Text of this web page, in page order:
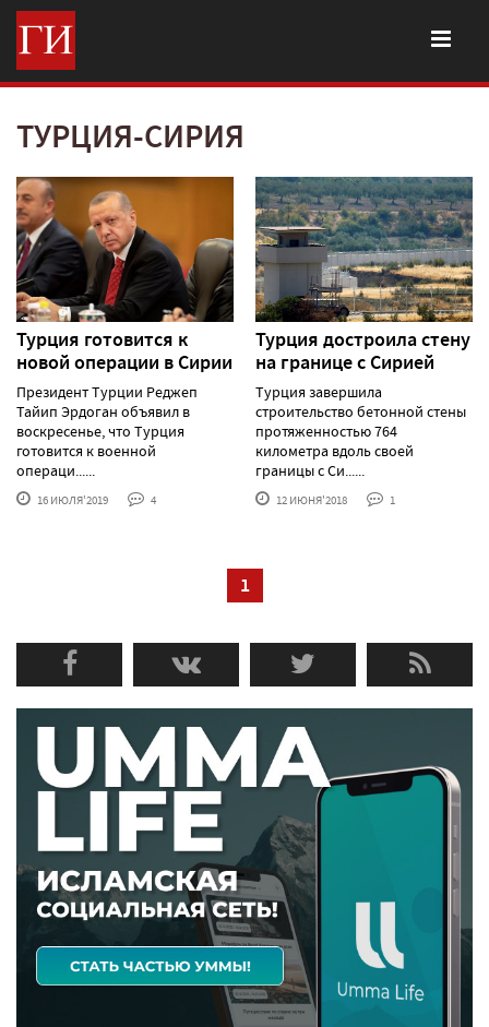
ТУРЦИЯ-СИРИЯ
Турция готовится к
новой операции в Сирии
Президент Турции Реджеп
Тайип Эрдоган объявил в
воскресенье, что Турция
готовится к военной
операци......
16 ИЮЛЯ'2019 4
Турция достроила стену
на границе с Сирией
Турция завершила
строительство бетонной стены
протяженностью 764
километра вдоль своей
границы с Си......
12 ИЮНЯ'2018 1
1